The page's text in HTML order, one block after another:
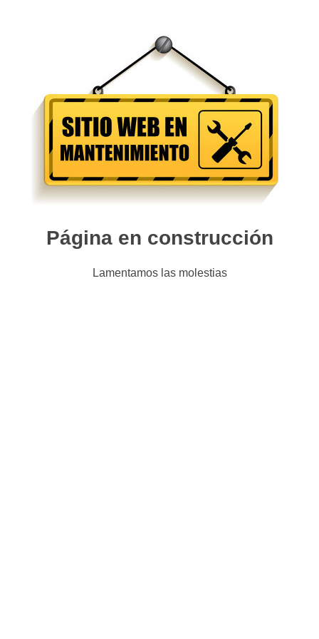
Página en construcción
Lamentamos las molestias